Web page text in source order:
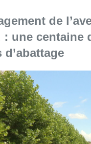
de
: une centaine
d’abattage